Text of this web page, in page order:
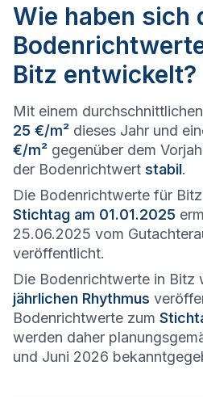
Wie haben sich
Bitz entwickelt?
Mit einem
25 €/m² dieses Jahr und
€/m² gegenüber dem
der Bodenrichtwert stabil.
Die Bodenrichtwerte für
Stichtag am 01.01.2025
25.06.2025 vom
veröffentlicht.
Die Bodenrichtwerte in Bitz
jährlichen Rhythmus
Bodenrichtwerte zum
werden daher
und Juni 2026